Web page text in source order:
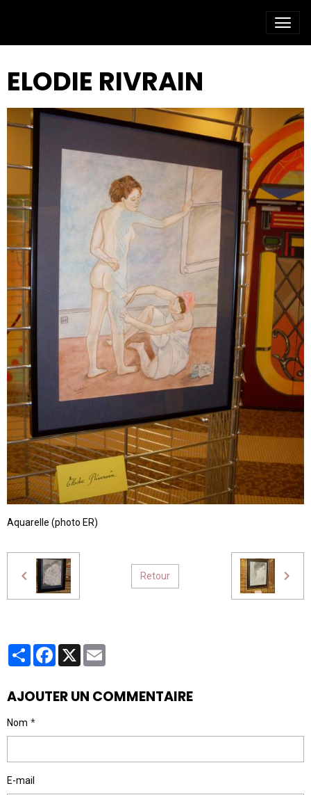
ELODIE RIVRAIN
Aquarelle (photo ER)
Retour
PartagerFacebook
X
AJOUTER UN COMMENTAIRE
Nom
E-mail